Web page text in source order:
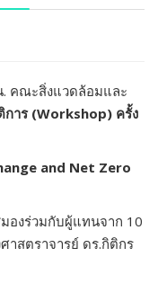
. คณะสิ่งแวดล้อมและ
การ (Workshop) ครั้ง
and Net Zero
องร่วมกับผู้แทนจาก 10
าสตราจารย์ ดร.กิติกร